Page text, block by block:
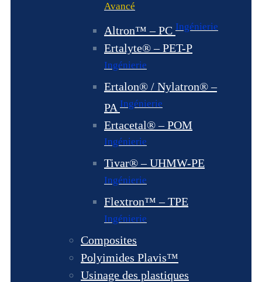
Avancé
Altron™ – PC Ingénierie
Ertalyte® – PET-P
Ingénierie
Ertalon® / Nylatron® –
PA Ingénierie
Ertacetal® – POM
Ingénierie
Tivar® – UHMW-PE
Ingénierie
Flextron™ – TPE
Ingénierie
Composites
Polyimides Plavis™
Usinage des plastiques